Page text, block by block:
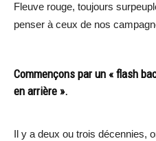
Fleuve rouge, toujours
penser à ceux de nos
Commençons par un « flash
en arrière ».
Il y a deux ou trois décennies,